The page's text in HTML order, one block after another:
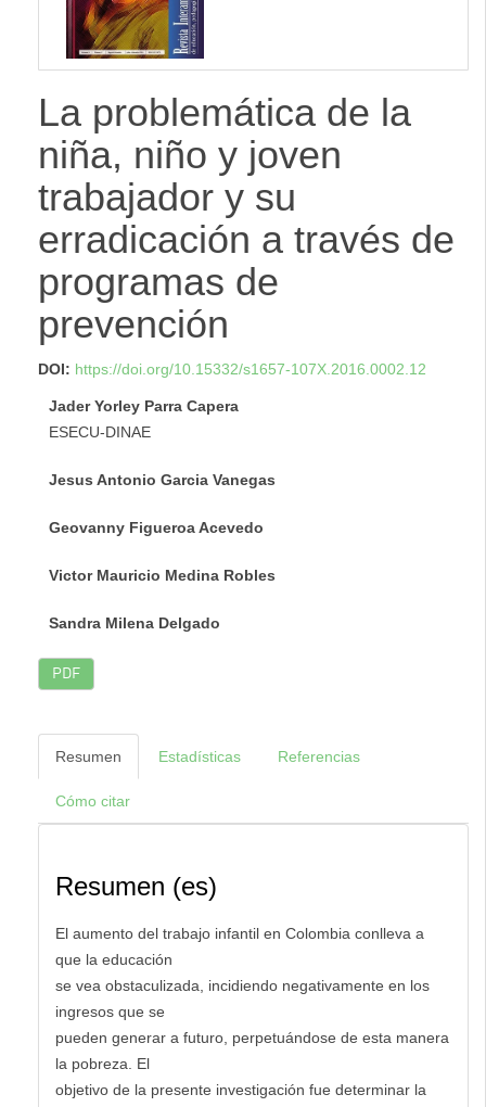
La problemática de la
niña, niño y joven
trabajador y su
erradicación a través de
programas de
prevención
DOI: https://doi.org/10.15332/s1657-107X.2016.0002.12
Jader Yorley Parra Capera
ESECU-DINAE
Jesus Antonio Garcia Vanegas
Geovanny Figueroa Acevedo
Victor Mauricio Medina Robles
Sandra Milena Delgado
PDF
Resumen Estadísticas Referencias
Cómo citar
Resumen (es)
El aumento del trabajo infantil en Colombia conlleva a
que la educación
se vea obstaculizada, incidiendo negativamente en los
ingresos que se
pueden generar a futuro, perpetuándose de esta manera
la pobreza. El
objetivo de la presente investigación fue determinar la